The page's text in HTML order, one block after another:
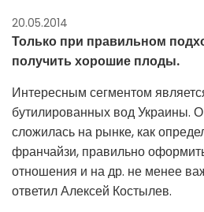
20.05.2014
Только при правильном
получить хорошие плоды.
Интересным сегментом
бутилированных вод Украины.
сложилась на рынке, как
франчайзи, правильно
отношения и на др. не менее
ответил Алексей Костылев.